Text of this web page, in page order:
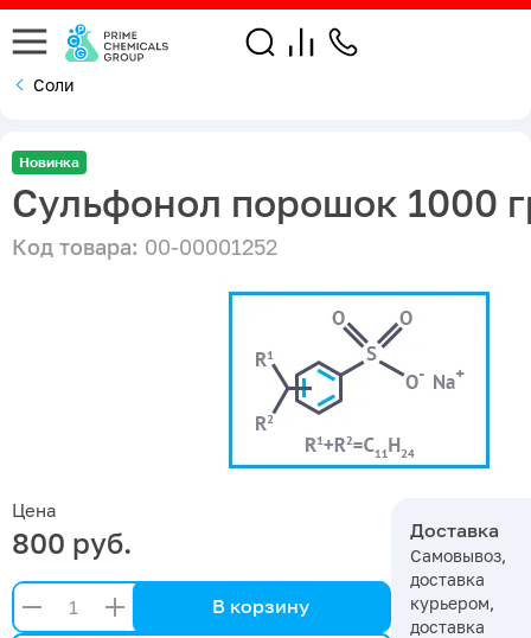
Соли
Новинка
Сульфонол порошок 1000
Код товара: 00-00001252
Цена
800 руб.
В корзину
Доставка
Самовывоз,
доставка
курьером,
доставка